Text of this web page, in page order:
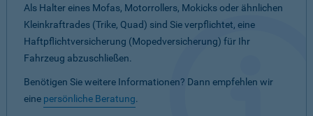
Als Halter eines Mofas, Motorrollers, Mokicks oder ähnlichen
Kleinkraftrades (Trike, Quad) sind Sie verpflichtet, eine
Haftpflichtversicherung (Mopedversicherung) für Ihr
Fahrzeug abzuschließen.
Benötigen Sie weitere Informationen? Dann empfehlen wir
eine persönliche Beratung.